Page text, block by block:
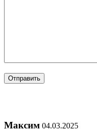
Максим 04.03.2025